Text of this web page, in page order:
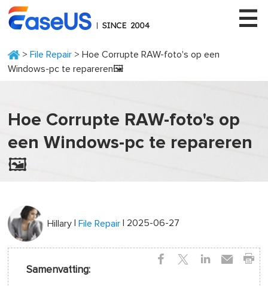
> File Repair > Hoe Corrupte RAW-foto's op een
Windows-pc te repareren🖼️
Hoe Corrupte RAW-foto's op
een Windows-pc te repareren
🖼️
Hillary |File Repair | 2025-06-27
Samenvatting: